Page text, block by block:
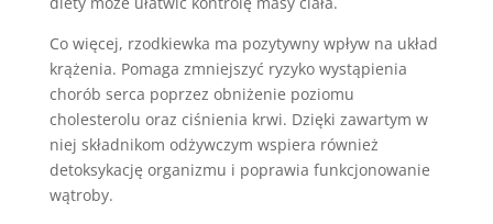
Co więcej, rzodkiewka ma pozytywny wpływ na układ
krążenia. Pomaga zmniejszyć ryzyko wystąpienia
chorób serca poprzez obniżenie poziomu
cholesterolu oraz ciśnienia krwi. Dzięki zawartym w
niej składnikom odżywczym wspiera również
detoksykację organizmu i poprawia funkcjonowanie
wątroby.